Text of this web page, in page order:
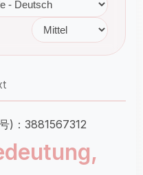
)：3881567312